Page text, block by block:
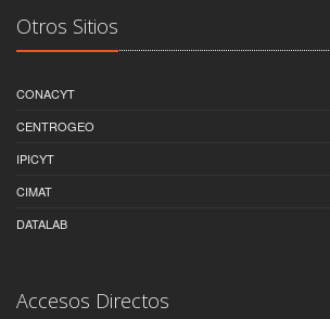
Otros Sitios
CONACYT
CENTROGEO
IPICYT
CIMAT
DATALAB
Accesos Directos